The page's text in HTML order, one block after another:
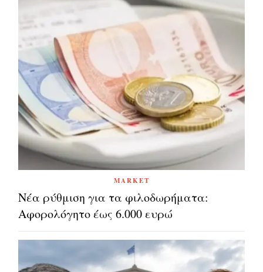
MARKET
Νέα ρύθμιση για τα φιλοδωρήματα:
Αφορολόγητο έως 6.000 ευρώ